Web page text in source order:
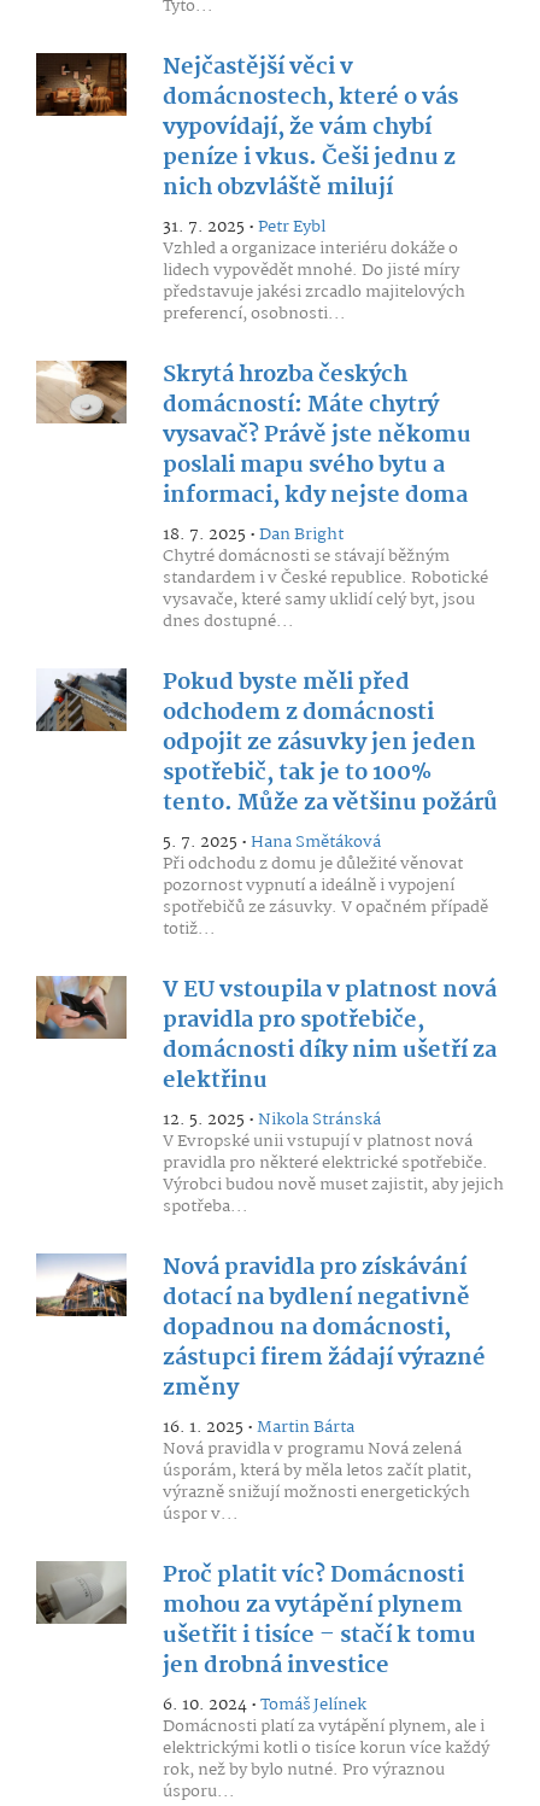
Tyto...
Nejčastější věci v
domácnostech, které o vás
vypovídají, že vám chybí
peníze i vkus. Češi jednu z
nich obzvláště milují
31. 7. 2025 •Petr Eybl
Vzhled a organizace interiéru dokáže o
lidech vypovědět mnohé. Do jisté míry
představuje jakési zrcadlo majitelových
preferencí, osobnosti...
Skrytá hrozba českých
domácností: Máte chytrý
vysavač? Právě jste někomu
poslali mapu svého bytu a
informaci, kdy nejste doma
18. 7. 2025 •Dan Bright
Chytré domácnosti se stávají běžným
standardem i v České republice. Robotické
vysavače, které samy uklidí celý byt, jsou
dnes dostupné...
Pokud byste měli před
odchodem z domácnosti
odpojit ze zásuvky jen jeden
spotřebič, tak je to 100%
tento. Může za většinu požárů
5. 7. 2025 •Hana Smětáková
Při odchodu z domu je důležité věnovat
pozornost vypnutí a ideálně i vypojení
spotřebičů ze zásuvky. V opačném případě
totiž...
V EU vstoupila v platnost nová
pravidla pro spotřebiče,
domácnosti díky nim ušetří za
elektřinu
12. 5. 2025 •Nikola Stránská
V Evropské unii vstupují v platnost nová
pravidla pro některé elektrické spotřebiče.
Výrobci budou nově muset zajistit, aby jejich
spotřeba...
Nová pravidla pro získávání
dotací na bydlení negativně
dopadnou na domácnosti,
zástupci firem žádají výrazné
změny
16. 1. 2025 •Martin Bárta
Nová pravidla v programu Nová zelená
úsporám, která by měla letos začít platit,
výrazně snižují možnosti energetických
úspor v...
Proč platit víc? Domácnosti
mohou za vytápění plynem
ušetřit i tisíce – stačí k tomu
jen drobná investice
6. 10. 2024 •Tomáš Jelínek
Domácnosti platí za vytápění plynem, ale i
elektrickými kotli o tisíce korun více každý
rok, než by bylo nutné. Pro výraznou
úsporu...